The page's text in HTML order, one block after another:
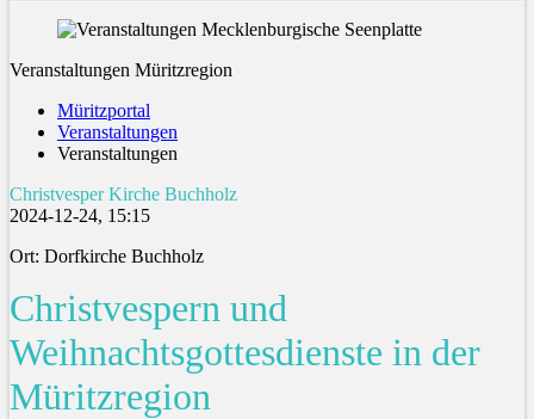
Veranstaltungen Müritzregion
Müritzportal
Veranstaltungen
Veranstaltungen
Christvesper Kirche Buchholz
2024-12-24, 15:15
Ort: Dorfkirche Buchholz
Christvespern und
Weihnachtsgottesdienste in der
Müritzregion